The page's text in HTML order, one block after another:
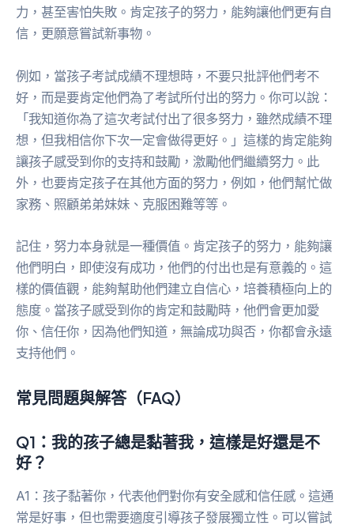
力，甚至害怕失敗。肯定孩子的努力，能夠讓他們更有自
信，更願意嘗試新事物。
例如，當孩子考試成績不理想時，不要只批評他們考不
好，而是要肯定他們為了考試所付出的努力。你可以說：
「我知道你為了這次考試付出了很多努力，雖然成績不理
想，但我相信你下次一定會做得更好。」這樣的肯定能夠
讓孩子感受到你的支持和鼓勵，激勵他們繼續努力。此
外，也要肯定孩子在其他方面的努力，例如，他們幫忙做
家務、照顧弟弟妹妹、克服困難等等。
記住，努力本身就是一種價值。肯定孩子的努力，能夠讓
他們明白，即使沒有成功，他們的付出也是有意義的。這
樣的價值觀，能夠幫助他們建立自信心，培養積極向上的
態度。當孩子感受到你的肯定和鼓勵時，他們會更加愛
你、信任你，因為他們知道，無論成功與否，你都會永遠
支持他們。
常見問題與解答（FAQ）
Q1：我的孩子總是黏著我，這樣是好還是不
好？
A1：孩子黏著你，代表他們對你有安全感和信任感。這通
常是好事，但也需要適度引導孩子發展獨立性。可以嘗試